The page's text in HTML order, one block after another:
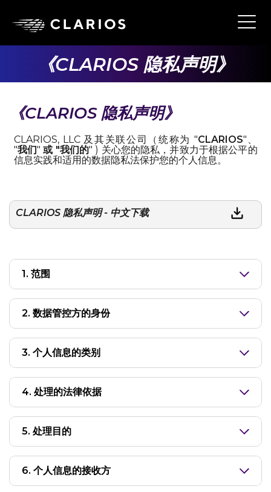
《CLARIOS 隐私声明》
《CLARIOS 隐私声明》
CLARIOS, LLC 及其关联公司（统称为 "CLARIOS"、
"我们"或 "我们的" ) 关心您的隐私，并致力于根据公平的
信息实践和适用的数据隐私法保护您的个人信息。
CLARIOS 隐私声明 - 中文下载
1. 范围
2. 数据管控方的身份
3. 个人信息的类别
4. 处理的法律依据
5. 处理目的
6. 个人信息的接收方